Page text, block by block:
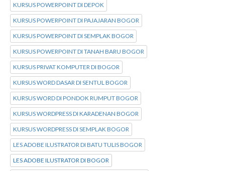
KURSUS POWERPOINT DI DEPOK
KURSUS POWERPOINT DI PAJAJARAN BOGOR
KURSUS POWERPOINT DI SEMPLAK BOGOR
KURSUS POWERPOINT DI TANAH BARU BOGOR
KURSUS PRIVAT KOMPUTER DI BOGOR
KURSUS WORD DASAR DI SENTUL BOGOR
KURSUS WORD DI PONDOK RUMPUT BOGOR
KURSUS WORDPRESS DI KARADENAN BOGOR
KURSUS WORDPRESS DI SEMPLAK BOGOR
LES ADOBE ILUSTRATOR DI BATU TULIS BOGOR
LES ADOBE ILUSTRATOR DI BOGOR